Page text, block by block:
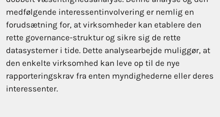
medfølgende interessentinvolvering er nemlig en
forudsætning for, at virksomheder kan etablere den
rette governance-struktur og sikre sig de rette
datasystemer i tide. Dette analysearbejde muliggør, at
den enkelte virksomhed kan leve op til de nye
rapporteringskrav fra enten myndighederne eller deres
interessenter.